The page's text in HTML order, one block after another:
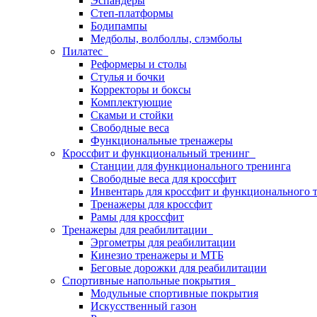
Степ-платформы
Бодипампы
Медболы, волболлы, слэмболы
Пилатес
Реформеры и столы
Стулья и бочки
Корректоры и боксы
Комплектующие
Скамьи и стойки
Свободные веса
Функциональные тренажеры
Кроссфит и функциональный тренинг
Станции для функционального тренинга
Свободные веса для кроссфит
Инвентарь для кроссфит и функционального
Тренажеры для кроссфит
Рамы для кроссфит
Тренажеры для реабилитации
Эргометры для реабилитации
Кинезио тренажеры и МТБ
Беговые дорожки для реабилитации
Спортивные напольные покрытия
Модульные спортивные покрытия
Искусственный газон